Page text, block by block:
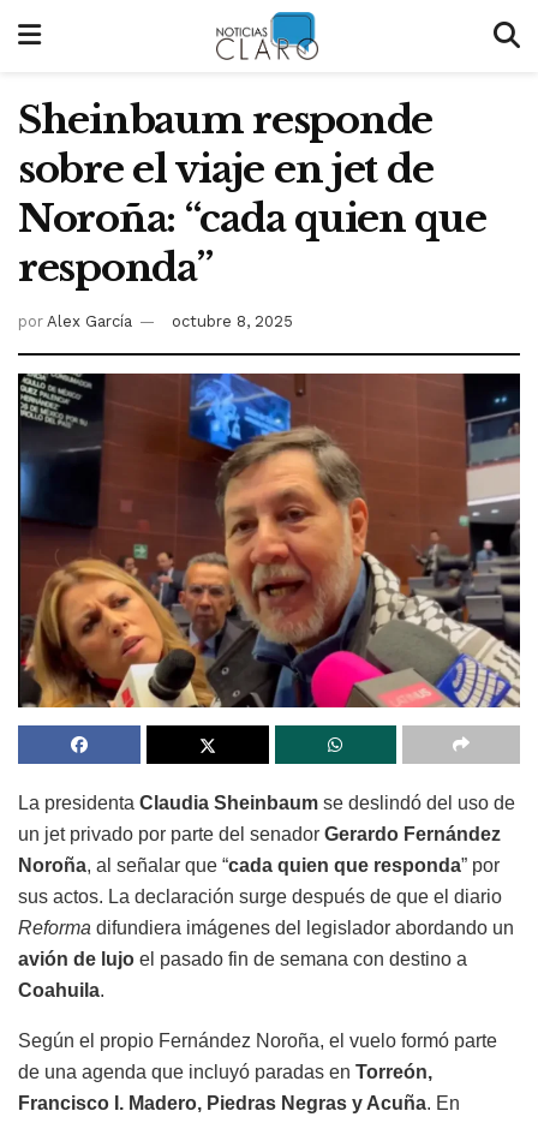
Sheinbaum responde
sobre el viaje en jet de
Noroña: “cada quien que
responda”
por Alex García octubre 8, 2025
La presidenta Claudia Sheinbaum se deslindó del uso de
un jet privado por parte del senador Gerardo Fernández
Noroña, al señalar que “cada quien que responda” por
sus actos. La declaración surge después de que el diario
Reforma difundiera imágenes del legislador abordando un
avión de lujo el pasado fin de semana con destino a
Coahuila.
Según el propio Fernández Noroña, el vuelo formó parte
de una agenda que incluyó paradas en Torreón,
Francisco I. Madero, Piedras Negras y Acuña. En